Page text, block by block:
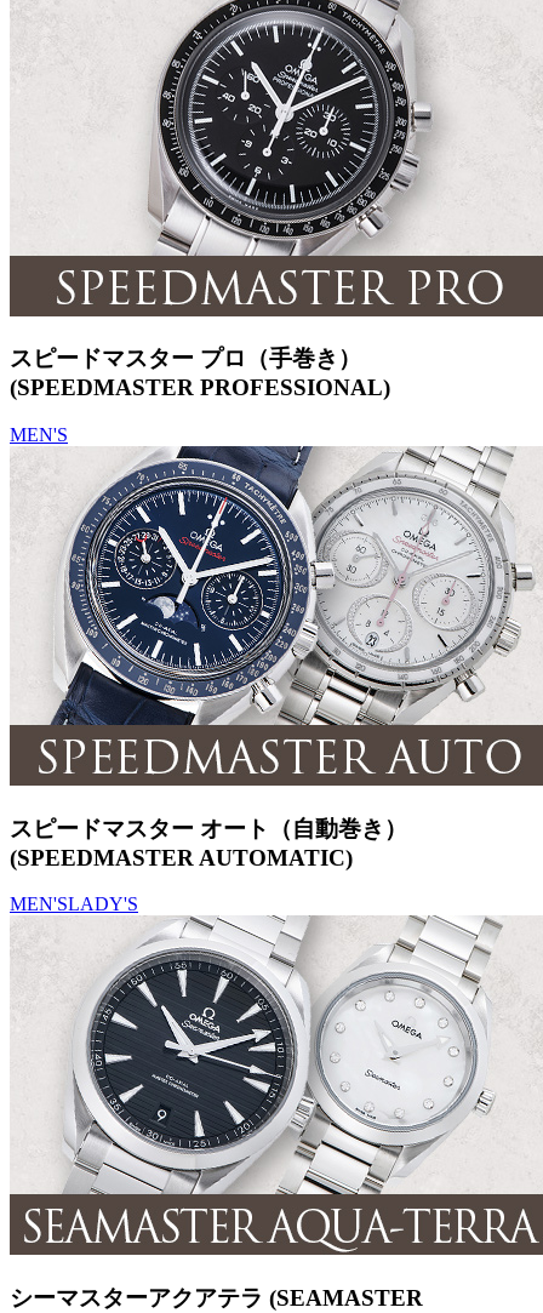
スピードマスター プロ（手巻き）
(SPEEDMASTER PROFESSIONAL)
MEN'S
スピードマスター オート（自動巻き）
(SPEEDMASTER AUTOMATIC)
MEN'SLADY'S
シーマスターアクアテラ (SEAMASTER